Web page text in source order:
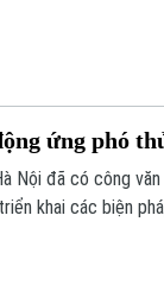
ứng phó
Nội đã có công
khai các biện